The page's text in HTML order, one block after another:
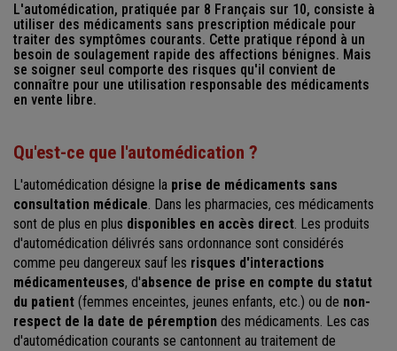
L'automédication, pratiquée par 8 Français sur 10, consiste à
utiliser des médicaments sans prescription médicale pour
traiter des symptômes courants. Cette pratique répond à un
besoin de soulagement rapide des affections bénignes. Mais
se soigner seul comporte des risques qu'il convient de
connaître pour une utilisation responsable des médicaments
en vente libre.
Qu'est-ce que l'automédication ?
L'automédication désigne la prise de médicaments sans
consultation médicale. Dans les pharmacies, ces médicaments
sont de plus en plus disponibles en accès direct. Les produits
d'automédication délivrés sans ordonnance sont considérés
comme peu dangereux sauf les risques d'interactions
médicamenteuses, d'absence de prise en compte du statut
du patient (femmes enceintes, jeunes enfants, etc.) ou de non-
respect de la date de péremption des médicaments. Les cas
d'automédication courants se cantonnent au traitement de